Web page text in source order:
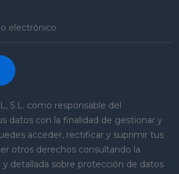
S.L. como responsable del
datos con la finalidad de gestionar y
acceder, rectificar y suprimir tus
otros derechos consultando la
y detallada sobre protección de datos